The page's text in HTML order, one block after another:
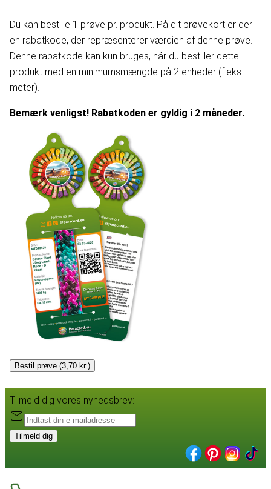
Du kan bestille 1 prøve pr. produkt. På dit prøvekort er der
en rabatkode, der repræsenterer værdien af denne prøve.
Denne rabatkode kan kun bruges, når du bestiller dette
produkt med en minimumsmængde på 2 enheder (f.eks.
meter).
Bemærk venligst! Rabatkoden er gyldig i 2 måneder.
Bestil prøve (3,70 kr.)
Tilmeld dig vores nyhedsbrev:
Tilmeld dig